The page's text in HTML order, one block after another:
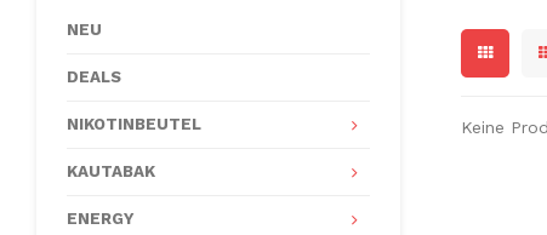
NEU
DEALS
NIKOTINBEUTEL
KAUTABAK
ENERGY
Keine